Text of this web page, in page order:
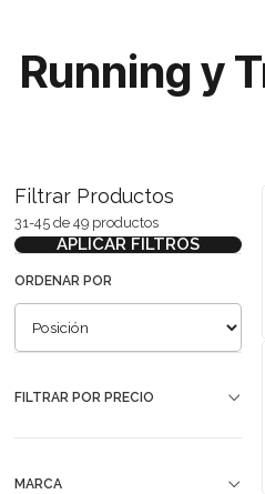
Running y
Filtrar Productos
31-45 de 49 productos
APLICAR FILTROS
ORDENAR POR
FILTRAR POR PRECIO
MARCA